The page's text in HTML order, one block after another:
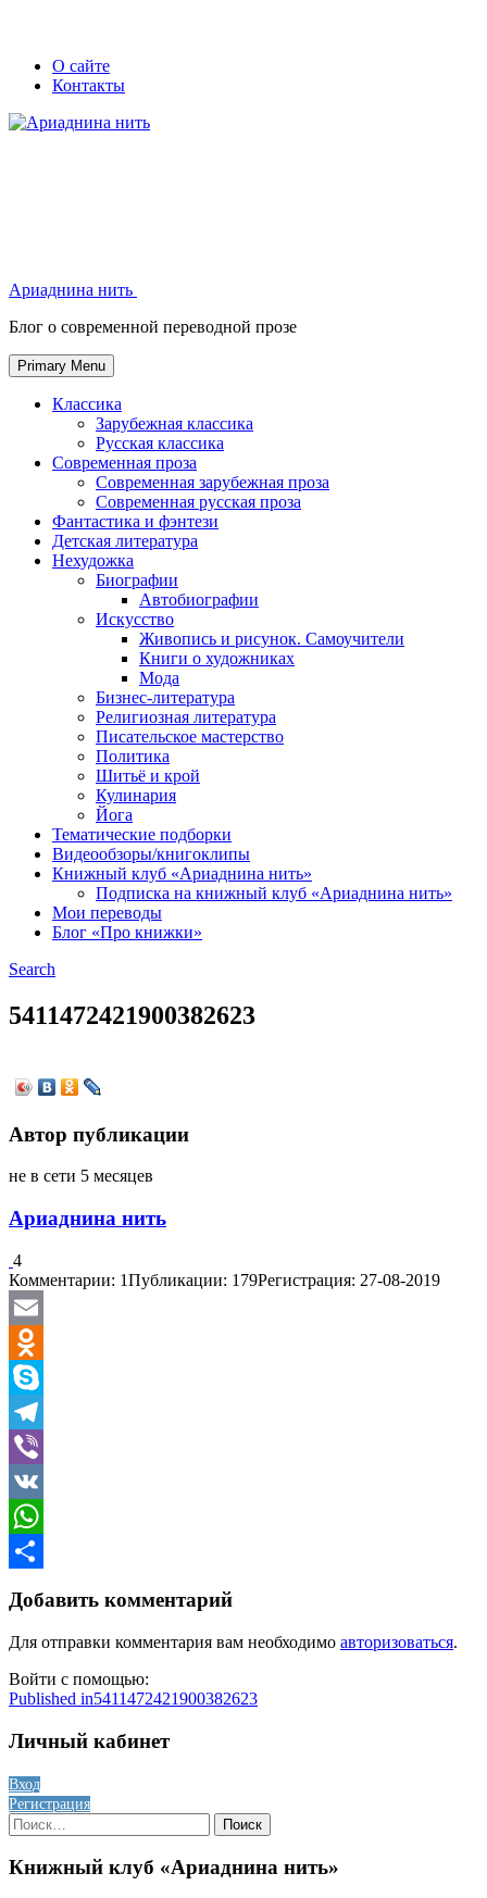
Skip
Secondary
left
navigation
Secondary
right
navigation
О сайте
Контакты
Ариаднина нить
Блог о современной переводной прозе
Primary Menu
Классика
Зарубежная классика
Русская классика
Современная проза
Современная зарубежная проза
Современная русская проза
Фантастика и фэнтези
Детская литература
Нехудожка
Биографии
Автобиографии
Искусство
Живопись и рисунок. Самоучители
Книги о художниках
Мода
Бизнес-литература
Религиозная литература
Писательское мастерство
Политика
Шитьё и крой
Кулинария
Йога
Тематические подборки
Видеообзоры/книгоклипы
Книжный клуб «Ариаднина нить»
Подписка на книжный клуб «Ариаднина нить»
Мои переводы
Блог «Про книжки»
Search
5411472421900382623
Автор публикации
не в сети 5 месяцев
Ариаднина нить
4
Комментарии: 1Публикации: 179Регистрация: 27-08-2019
Email
Odnoklassniki
Skype
Telegram
Viber
VK
WhatsApp
Добавить комментарий
Для отправки комментария вам необходимо авторизоваться.
Войти с помощью:
Навигация
по
Published in5411472421900382623
Личный кабинет
Вход
Регистрация
Найти:
Книжный клуб «Ариаднина нить»